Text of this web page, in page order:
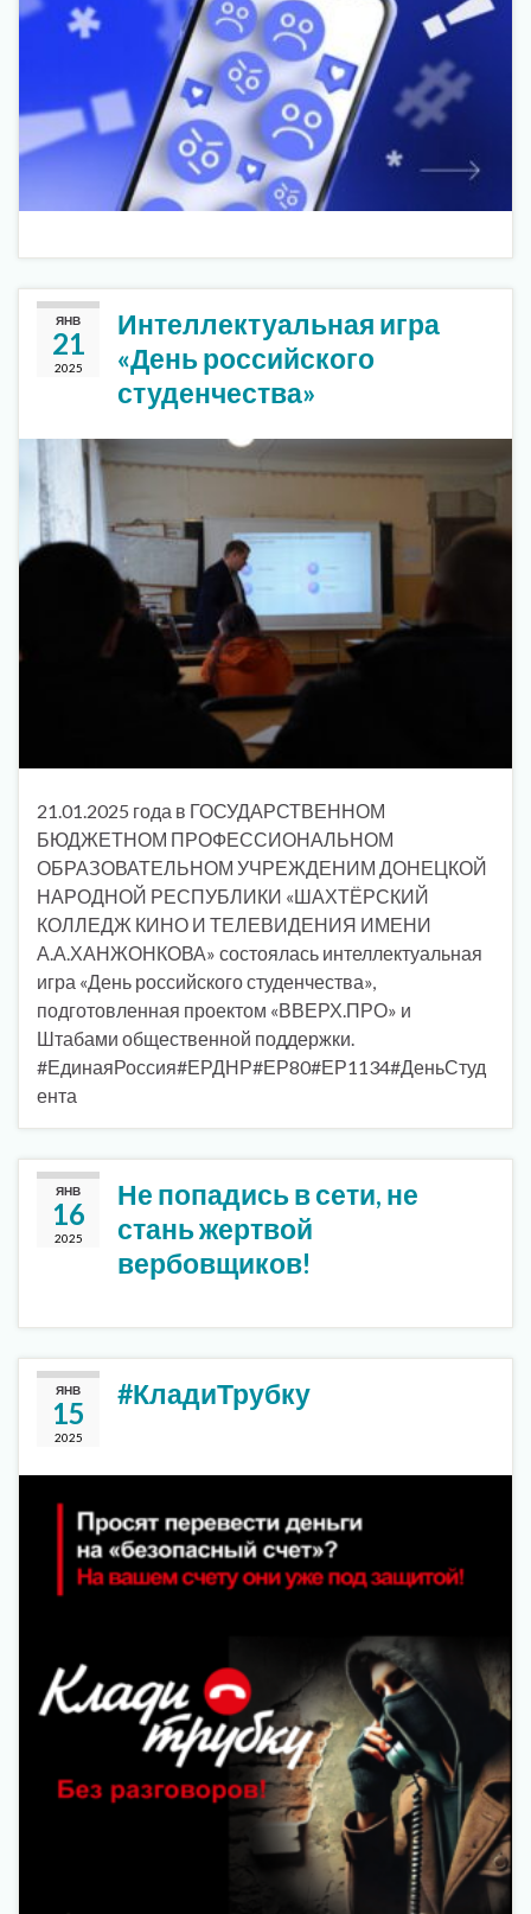
ЯНВ
21
2025
Интеллектуальная игра
«День российского
студенчества»
21.01.2025 года в ГОСУДАРСТВЕННОМ
БЮДЖЕТНОМ ПРОФЕССИОНАЛЬНОМ
ОБРАЗОВАТЕЛЬНОМ УЧРЕЖДЕНИМ ДОНЕЦКОЙ
НАРОДНОЙ РЕСПУБЛИКИ «ШАХТЁРСКИЙ
КОЛЛЕДЖ КИНО И ТЕЛЕВИДЕНИЯ ИМЕНИ
А.А.ХАНЖОНКОВА» состоялась интеллектуальная
игра «День российского студенчества»,
подготовленная проектом «ВВЕРХ.ПРО» и
Штабами общественной поддержки.
#ЕдинаяРоссия#ЕРДНР#ЕР80#ЕР1134#ДеньСтуд
ента
ЯНВ
16
2025
Не попадись в сети, не
стань жертвой
вербовщиков!
ЯНВ
15
2025
#КладиТрубку